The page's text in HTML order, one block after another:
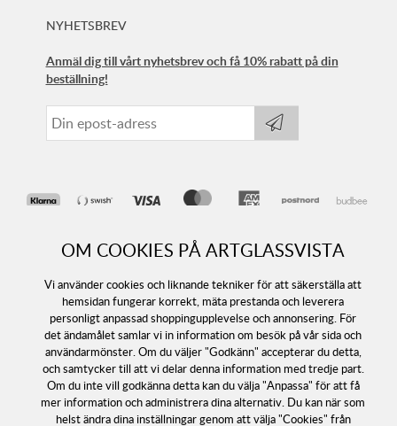
OM COOKIES PÅ ARTGLASSVISTA
Vi använder cookies och liknande tekniker för att säkerställa att
hemsidan fungerar korrekt, mäta prestanda och leverera
personligt anpassad shoppingupplevelse och annonsering. För
det ändamålet samlar vi in information om besök på vår sida och
användarmönster. Om du väljer "Godkänn" accepterar du detta,
och samtycker till att vi delar denna information med tredje part.
Om du inte vill godkänna detta kan du välja "Anpassa" för att få
mer information och administrera dina alternativ. Du kan när som
helst ändra dina inställningar genom att välja "Cookies" från
NYHETSBREV
Anmäl dig till vårt nyhetsbrev och få 10% rabatt på din
beställning!
Följ oss